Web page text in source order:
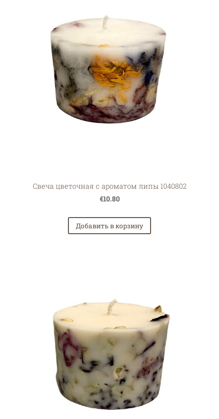
Свеча цветочная с ароматом липы 1040802
€10.80
Добавить в корзину